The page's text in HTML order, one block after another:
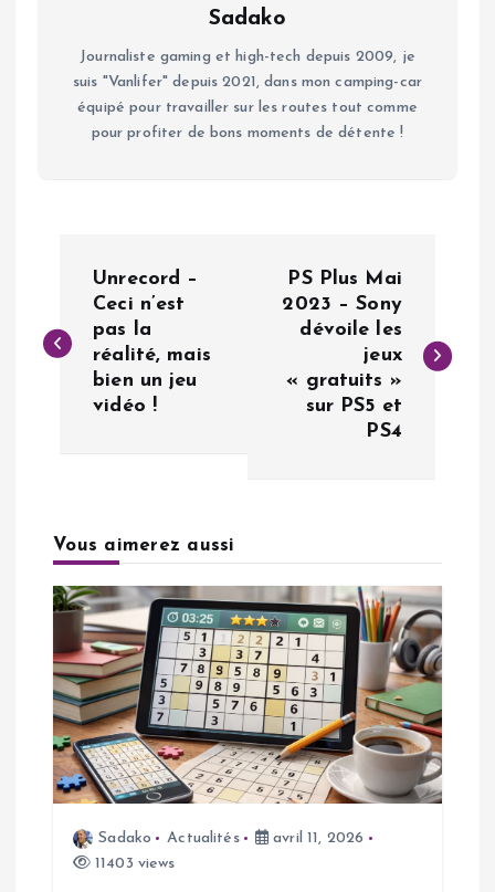
Sadako
Journaliste gaming et high-tech depuis 2009, je
suis "Vanlifer" depuis 2021, dans mon camping-car
équipé pour travailler sur les routes tout comme
pour profiter de bons moments de détente !
v
a
t
o
n
d
Unrecord –
Ceci n’est
pas la
réalité, mais
bien un jeu
vidéo !
PS Plus Mai
2023 – Sony
dévoile les
jeux
« gratuits »
sur PS5 et
PS4
Vous aimerez aussi
Sadako Actualités
avril 11, 2026
11403 views